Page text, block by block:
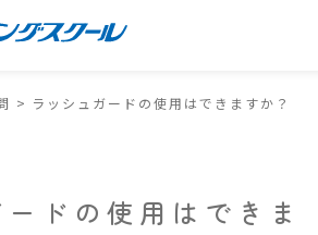
> ラッシュガードの使用はできますか？
ドの使用はできま